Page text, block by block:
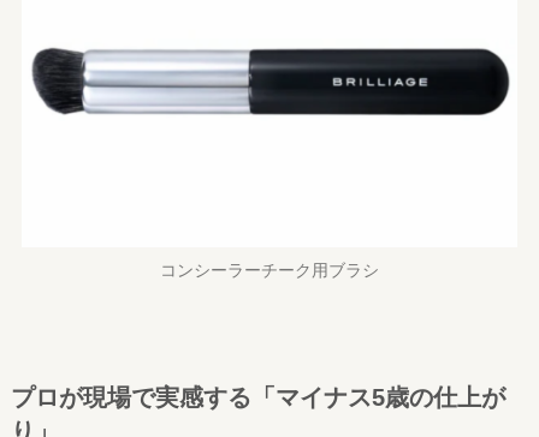
コンシーラーチーク用ブラシ
プロが現場で実感する「マイナス5歳の仕上が
り」